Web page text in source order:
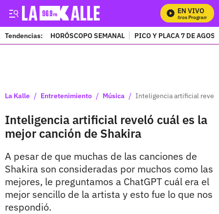
EN VIVO
Tendencias: HORÓSCOPO SEMANAL PICO Y PLACA 7 DE
La Kalle / Entretenimiento / Música / Inteligencia artificial
Inteligencia artificial reveló cuál es la
mejor canción de Shakira
A pesar de que muchas de las canciones de
Shakira son consideradas por muchos como las
mejores, le preguntamos a ChatGPT cuál era el
mejor sencillo de la artista y esto fue lo que nos
respondió.